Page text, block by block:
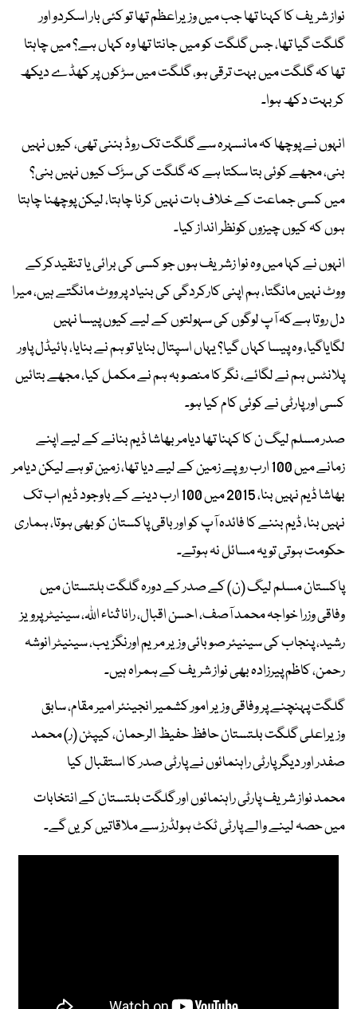
نواز شریف کا کہنا تھا جب میں وزیراعظم تھا تو کئی بار اسکردو اور
گلگت گیا تھا، جس گلگت کو میں جانتا تھا وہ کہاں ہے؟ میں چاہتا
تھا کہ گلگت میں بہت ترقی ہو، گلگت میں سڑکوں پر کھڈے دیکھ
کر بہت دکھ ہوا۔
انہوں نے پوچھا کہ مانسہرہ سے گلگت تک روڈ بننی تھی، کیوں نہیں
بنی، مجھے کوئی بتا سکتا ہے کہ گلگت کی سڑک کیوں نہیں بنی؟
میں کسی جماعت کے خلاف بات نہیں کرنا چاہتا، لیکن پوچھنا چاہتا
ہوں کہ کیوں چیزوں کونظر انداز کیا۔
انہوں نے کہا میں وہ نوا زشریف ہوں جو کسی کی برائی یا تنقیدکرکے
ووٹ نہیں مانگتا، ہم اپنی کارکردگی کی بنیاد پر ووٹ مانگتے ہیں، میرا
دل روتا ہےکہ آپ لوگوں کی سہولتوں کے لیے کیوں پیسا نہیں
لگایاگیا، وہ پیسا کہاں گیا؟ یہاں اسپتال بنایا تو ہم نے بنایا، ہائیڈل پاور
پلانٹس ہم نے لگائے، نگر کا منصوبہ ہم نے مکمل کیا، مجھے بتائیں
کسی اور پارٹی نے کوئی کام کیا ہو۔
صدر مسلم لیگ ن کا کہنا تھا دیامر بھاشا ڈیم بنانے کے لیے اپنے
زمانے میں 100 ارب روپے زمین کے لیے دیا تھا، زمین تو ہے لیکن دیامر
بھاشا ڈیم نہیں بنا، 2015 میں 100 ارب دینے کے باوجود ڈیم اب تک
نہیں بنا، ڈیم بننے کا فائدہ آپ کو اور باقی پاکستان کو بھی ہوتا، ہماری
حکومت ہوتی تو یہ مسائل نہ ہوتے۔
پاکستان مسلم لیگ (ن) کے صدر کے دورہ گلگت بلتستان میں
وفاقی وزرا خواجہ محمد آصف، احسن اقبال، رانا ثناء اللہ، سینیٹر پرویز
رشید، پنجاب کی سینیئر صوبائی وزیر مریم اورنگزیب، سینیٹر انوشہ
رحمن، کاظم پیرزادہ بھی نواز شریف کے ہمراہ ہیں۔
گلگت پہنچنے پر وفاقی وزیر امور کشمیر انجینئر امیر مقام، سابق
وزیراعلی گلگت بلتستان حافظ حفیظ الرحمان، کیپٹن (ر) محمد
صفدر اور دیگر پارٹی راہنمائوں نے پارٹی صدر کا استقبال کیا
محمد نواز شریف پارٹی راہنمائوں اور گلگت بلتستان کے انتخابات
میں حصہ لینے والے پارٹی ٹکٹ ہولڈرز سے ملاقاتیں کریں گے۔